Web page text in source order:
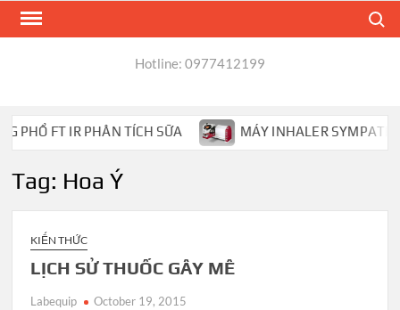
Skip
Hotline: 0977412199
PHỔ FT IR PHÂN TÍCH SỮA MÁY INHALER SYMPATEC
Tag: Hoa Ý
KIẾN THỨC
LỊCH SỬ THUỐC GÂY MÊ
Labequip October 19, 2015